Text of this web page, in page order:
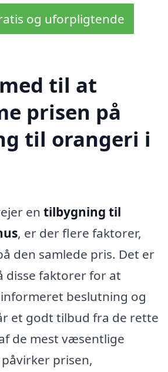
og uforpligtende
til at
prisen på
til orangeri i
en tilbygning til
, er der flere faktorer,
den samlede pris. Det er
disse faktorer for at
beslutning og
et godt tilbud fra de rette
de mest væsentlige
prisen,